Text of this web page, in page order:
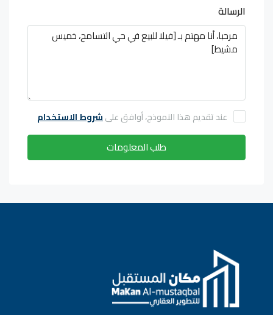
الرسالة
عند تقديم هذا النموذج، أوافق علىشروط الاستخدام
طلب المعلومات